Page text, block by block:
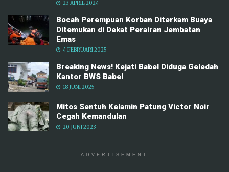
23 APRIL 2024
Bocah Perempuan Korban Diterkam Buaya
Ditemukan di Dekat Perairan Jembatan
Emas
4 FEBRUARI 2025
Breaking News! Kejati Babel Diduga Geledah
Kantor BWS Babel
18 JUNI 2025
Mitos Sentuh Kelamin Patung Victor Noir
Cegah Kemandulan
20 JUNI 2023
ADVERTISEMENT